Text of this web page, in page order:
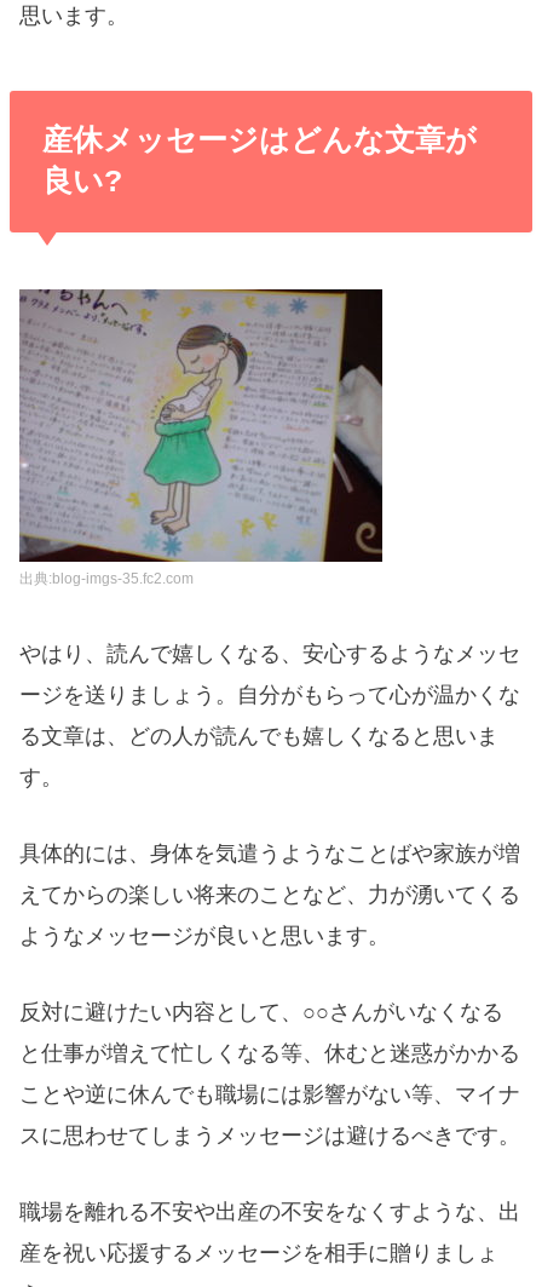
思います。
産休メッセージはどんな文章が
良い?
出典:blog-imgs-35.fc2.com
やはり、読んで嬉しくなる、安心するようなメッセ
ージを送りましょう。自分がもらって心が温かくな
る文章は、どの人が読んでも嬉しくなると思いま
す。
具体的には、身体を気遣うようなことばや家族が増
えてからの楽しい将来のことなど、力が湧いてくる
ようなメッセージが良いと思います。
反対に避けたい内容として、○○さんがいなくなる
と仕事が増えて忙しくなる等、休むと迷惑がかかる
ことや逆に休んでも職場には影響がない等、マイナ
スに思わせてしまうメッセージは避けるべきです。
職場を離れる不安や出産の不安をなくすような、出
産を祝い応援するメッセージを相手に贈りましょ